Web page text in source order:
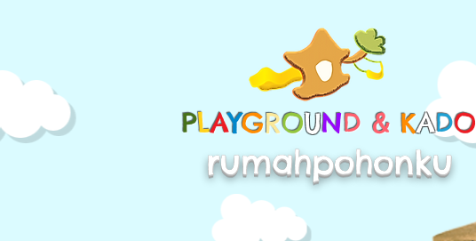
PLAYGROUND & KADO
rumahpohonku